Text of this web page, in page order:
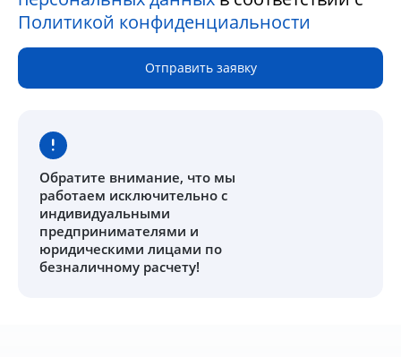
Политикой конфиденциальности
Отправить заявку
Обратите внимание, что мы
работаем исключительно с
индивидуальными
предпринимателями и
юридическими лицами по
безналичному расчету!